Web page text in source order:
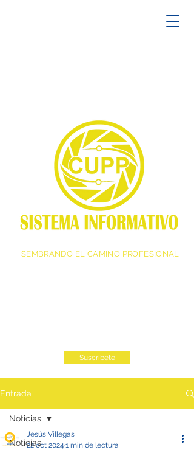
SEMBRANDO EL CAMINO PROFESIONAL
Suscribete
Entrada
Noticias
Noticias
Jesús Villegas
22 oct 2024 1 min de lectura